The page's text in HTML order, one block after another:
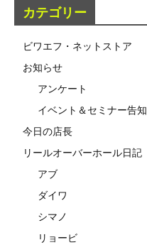
カテゴリー
ビワエフ・ネットストア
お知らせ
アンケート
イベント＆セミナー告知
今日の店長
リールオーバーホール日記
アブ
ダイワ
シマノ
リョービ